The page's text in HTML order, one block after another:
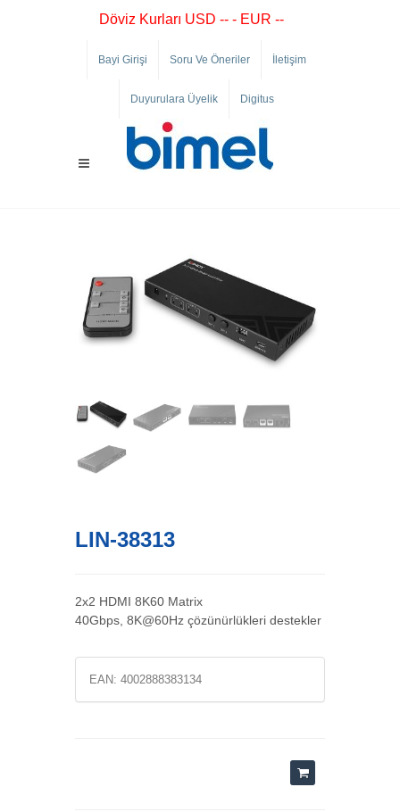
Döviz Kurları USD -- - EUR --
Bayi Girişi Soru Ve Öneriler İletişim
Duyurulara Üyelik Digitus
LIN-38313
2x2 HDMI 8K60 Matrix
40Gbps, 8K@60Hz çözünürlükleri destekler
EAN: 4002888383134